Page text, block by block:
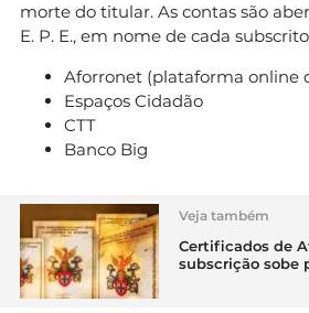
morte do titular. As contas são
E. P. E., em nome de cada
Aforronet (plataforma online
Espaços Cidadão
CTT
Banco Big
Veja também
Certificados de
subscrição sobe